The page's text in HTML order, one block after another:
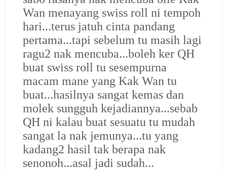
Wan menayang swiss roll ni tempoh
hari...terus jatuh cinta pandang
pertama...tapi sebelum tu masih lagi
ragu2 nak mencuba...boleh ker QH
buat swiss roll tu sesempurna
macam mane yang Kak Wan tu
buat...hasilnya sangat kemas dan
molek sungguh kejadiannya...sebab
QH ni kalau buat sesuatu tu mudah
sangat la nak jemunya...tu yang
kadang2 hasil tak berapa nak
senonoh...asal jadi sudah...